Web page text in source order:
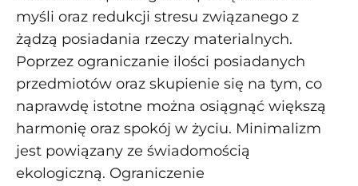
myśli oraz redukcji stresu związanego z
żądzą posiadania rzeczy materialnych.
Poprzez ograniczanie ilości posiadanych
przedmiotów oraz skupienie się na tym, co
naprawdę istotne można osiągnąć większą
harmonię oraz spokój w życiu. Minimalizm
jest powiązany ze świadomością
ekologiczną. Ograniczenie